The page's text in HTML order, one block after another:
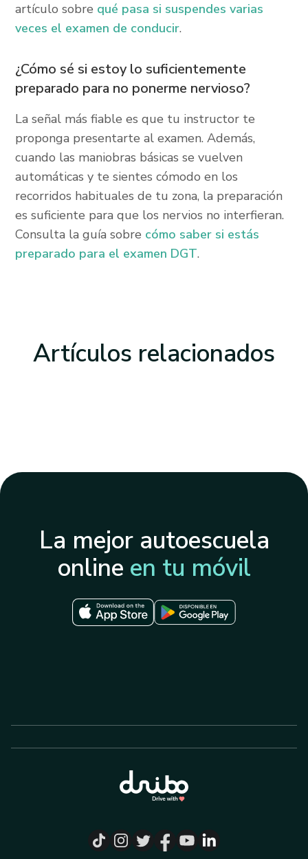
artículo sobre qué pasa si suspendes varias
veces el examen de conducir.
¿Cómo sé si estoy lo suficientemente
preparado para no ponerme nervioso?
La señal más fiable es que tu instructor te
proponga presentarte al examen. Además,
cuando las maniobras básicas se vuelven
automáticas y te sientes cómodo en los
recorridos habituales de tu zona, la preparación
es suficiente para que los nervios no interfieran.
Consulta la guía sobre cómo saber si estás
preparado para el examen DGT.
Artículos relacionados
La mejor autoescuela
online en tu móvil